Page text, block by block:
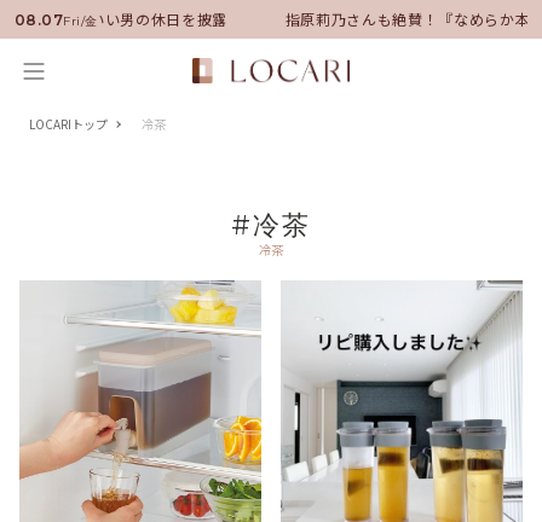
08.07Fri/金
ーに就任！いい男の休日を披露 指原莉乃さんも絶賛！『なめらか本
LOCARIトップ 冷茶
#冷茶
冷茶